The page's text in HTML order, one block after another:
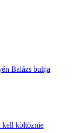
Balázs bulija
kell költöznie